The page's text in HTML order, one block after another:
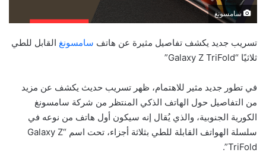
سامسونغ
تسريب جديد يكشف تفاصيل مثيرة عن هاتف سامسونغ القابل للطي
ثلاثيًا “Galaxy Z TriFold”
في تطور جديد مثير للاهتمام، ظهر تسريب حديث يكشف عن مزيد
من التفاصيل حول الهاتف الذكي المنتظر من شركة سامسونغ
الكورية الجنوبية، والذي يُقال إنه سيكون أول هاتف من نوعه في
سلسلة الهواتف القابلة للطي بثلاثة أجزاء، تحت اسم “Galaxy Z
TriFold”.